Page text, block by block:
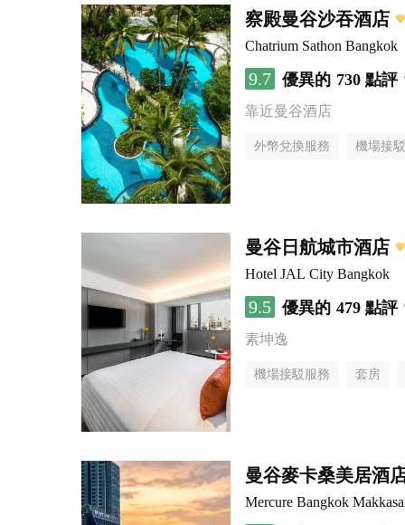
察殿曼谷沙吞酒店
Chatrium Sathon Bangkok
9.7 優異的 730 點評
靠近曼谷酒店
外幣兌換服務 機場接
曼谷日航城市酒店
Hotel JAL City Bangkok
9.5 優異的 479 點評
素坤逸
機場接駁服務 套房
曼谷麥卡桑美居酒
Mercure Bangkok